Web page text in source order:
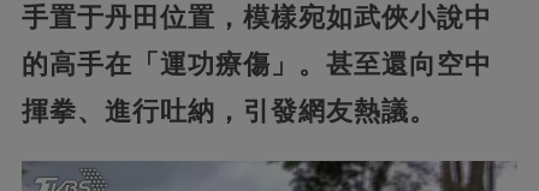
手置于丹田位置，模樣宛如武俠小說中
的高手在「運功療傷」。甚至還向空中
揮拳、進行吐納，引發網友熱議。